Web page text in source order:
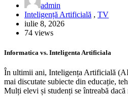
admin
Inteligență Artificială , TV
iulie 8, 2026
74 views
Informatica vs. Inteligenta Artificiala
În ultimii ani, Inteligența Artificială
mai discutate subiecte din educație,
Mulți elevi și studenți se întreabă